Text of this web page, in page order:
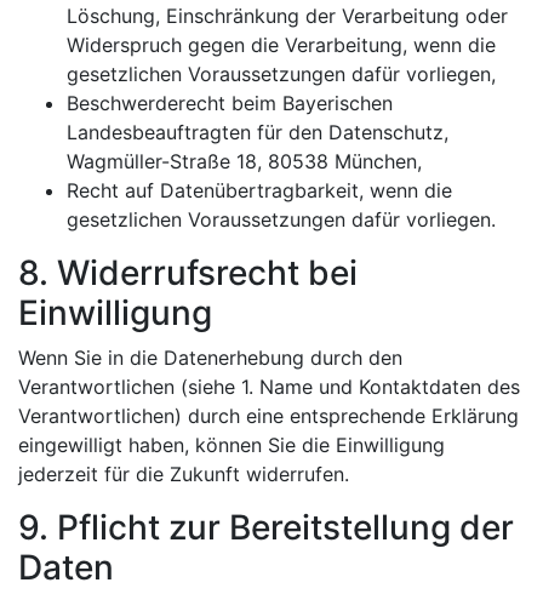
Löschung, Einschränkung der Verarbeitung oder
Widerspruch gegen die Verarbeitung, wenn die
gesetzlichen Voraussetzungen dafür vorliegen,
Beschwerderecht beim Bayerischen
Landesbeauftragten für den Datenschutz,
Wagmüller-Straße 18, 80538 München,
Recht auf Datenübertragbarkeit, wenn die
gesetzlichen Voraussetzungen dafür vorliegen.
8. Widerrufsrecht bei
Einwilligung
Wenn Sie in die Datenerhebung durch den
Verantwortlichen (siehe 1. Name und Kontaktdaten des
Verantwortlichen) durch eine entsprechende Erklärung
eingewilligt haben, können Sie die Einwilligung
jederzeit für die Zukunft widerrufen.
9. Pflicht zur Bereitstellung der
Daten